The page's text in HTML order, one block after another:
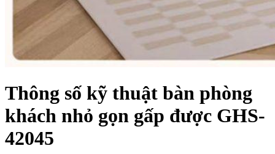
Thông số kỹ thuật bàn phòng
khách nhỏ gọn gấp được GHS-
42045